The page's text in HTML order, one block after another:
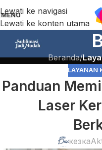
Lewati ke navigasi
Lewati ke konten utama
MENU
Beranda/
LAYANAN
Panduan
Laser
кезка